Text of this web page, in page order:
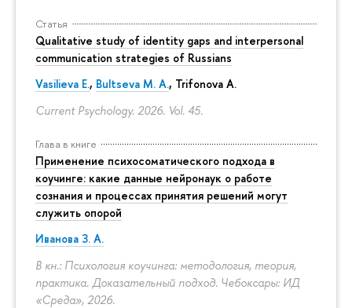
Статья
Qualitative study of identity gaps and interpersonal
communication strategies of Russians
Vasilieva E., Bultseva M. A., Trifonova A.
Current Psychology. 2026. Vol. 45.
Глава в книге
Применение психосоматического подхода в
коучинге: какие данные нейронаук о работе
сознания и процессах принятия решений могут
служить опорой
Иванова З. А.
В кн.: Психология коучинга: методология, теория,
практика. Доказательный подход. Чебоксары: ИД
«Среда», 2026.